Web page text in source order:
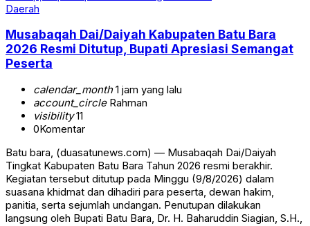
Daerah
Musabaqah Dai/Daiyah Kabupaten Batu Bara
2026 Resmi Ditutup, Bupati Apresiasi Semangat
Peserta
calendar_month1 jam yang lalu
account_circleRahman
visibility11
0Komentar
Batu bara, (duasatunews.com) — Musabaqah Dai/Daiyah
Tingkat Kabupaten Batu Bara Tahun 2026 resmi berakhir.
Kegiatan tersebut ditutup pada Minggu (9/8/2026) dalam
suasana khidmat dan dihadiri para peserta, dewan hakim,
panitia, serta sejumlah undangan. Penutupan dilakukan
langsung oleh Bupati Batu Bara, Dr. H. Baharuddin Siagian, S.H.,